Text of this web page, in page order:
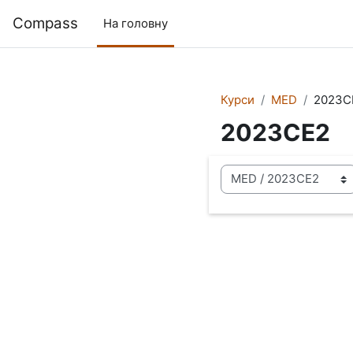
Compass На головну
Курси MED
2023CE2
Категорії курсів